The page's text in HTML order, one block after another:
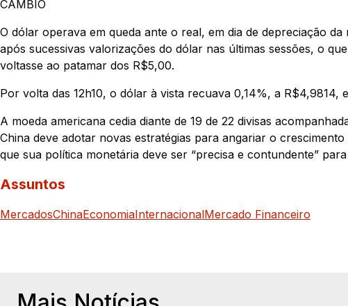
CÂMBIO
O dólar operava em queda ante o real, em dia de depreciação
após sucessivas valorizações do dólar nas últimas sessões, o
voltasse ao patamar dos R$5,00.
Por volta das 12h10, o dólar à vista recuava 0,14%, a
A moeda americana cedia diante de 19 de 22 divisas
China deve adotar novas estratégias para angariar o
que sua política monetária deve ser “precisa e contundente”
Assuntos
MercadosChinaEconomiaInternacionalMercado Financeiro